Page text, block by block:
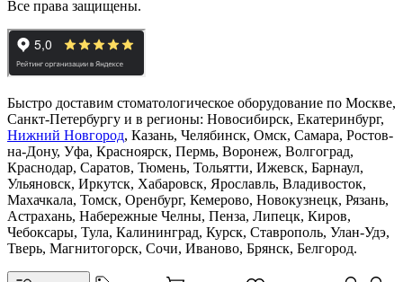
Все права защищены.
Быстро доставим стоматологическое оборудование по Москве,
Санкт-Петербургу и в регионы: Новосибирск, Екатеринбург,
Нижний Новгород, Казань, Челябинск, Омск, Самара, Ростов-
на-Дону, Уфа, Красноярск, Пермь, Воронеж, Волгоград,
Краснодар, Саратов, Тюмень, Тольятти, Ижевск, Барнаул,
Ульяновск, Иркутск, Хабаровск, Ярославль, Владивосток,
Махачкала, Томск, Оренбург, Кемерово, Новокузнецк, Рязань,
Астрахань, Набережные Челны, Пенза, Липецк, Киров,
Чебоксары, Тула, Калининград, Курск, Ставрополь, Улан-Удэ,
Тверь, Магнитогорск, Сочи, Иваново, Брянск, Белгород.